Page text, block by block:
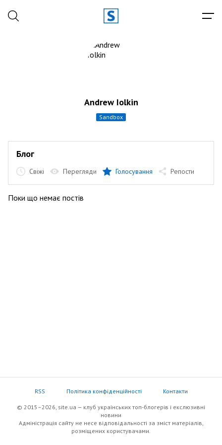
Andrew Iolkin
sandbox
Блог
Свіжі Перегляди Голосування Репости
Поки що немає постів
RSS Політика конфіденційності Контакти
© 2015–2026, site.ua — клуб українських топ-блогерів i екслюзивнi
новини
Адміністрація сайту не несе відповідальності за зміст матеріалів,
розміщених користувачами.